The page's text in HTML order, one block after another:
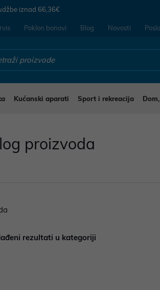
iznad 66,36€
Poklon bonovi Blog Novosti
Kućanski aparati Sport i rekreacija
proizvoda
rezultati u kategoriji